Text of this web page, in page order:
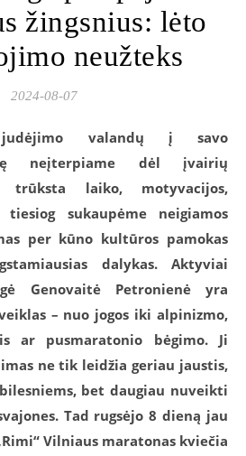
žingsnius: lėto
neužteks
2024-08-07
valandų į savo
neįterpiame dėl įvairių
trūksta laiko, motyvacijos,
sukaupėme neigiamos
per kūno kultūros pamokas
dalykas. Aktyviai
Genovaitė Petronienė yra
– nuo jogos iki alpinizmo,
ar pusmaratonio bėgimo. Ji
ne tik leidžia geriau jaustis,
bet daugiau nuveikti
Tad rugsėjo 8 dieną jau
Vilniaus maratonas kviečia